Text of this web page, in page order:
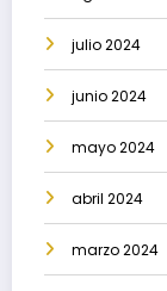
julio 2024
junio 2024
mayo 2024
abril 2024
marzo 2024